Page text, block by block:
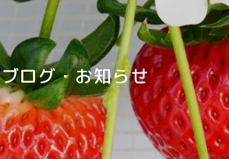
ブログ・お知らせ